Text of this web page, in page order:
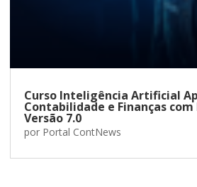
Curso Inteligência Artificial
Contabilidade e Finanças com
Versão 7.0
por Portal ContNews